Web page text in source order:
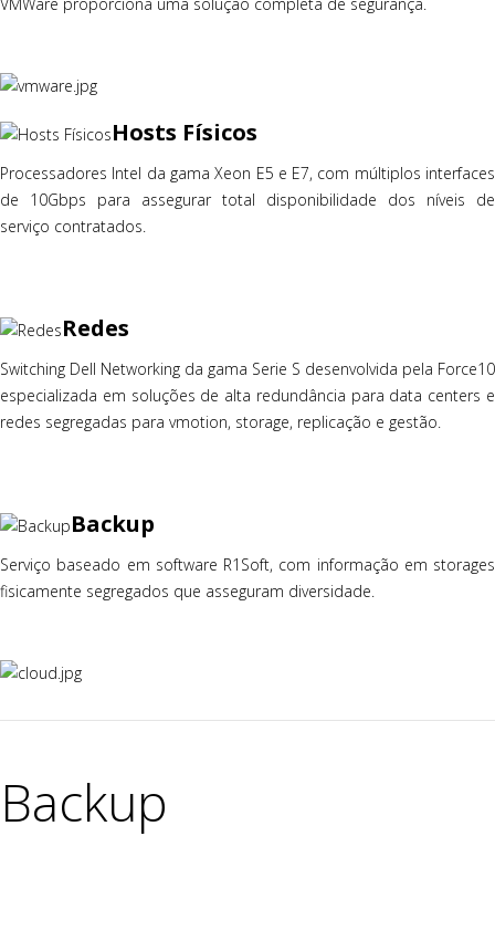
Hosts Físicos
Processadores Intel da gama Xeon E5 e E7, com múltiplos interfaces
de 10Gbps para assegurar total disponibilidade dos níveis de
serviço contratados.
Redes
Switching Dell Networking da gama Serie S desenvolvida pela Force10
especializada em soluções de alta redundância para data centers e
redes segregadas para vmotion, storage, replicação e gestão.
Backup
Serviço baseado em software R1Soft, com informação em storages
fisicamente segregados que asseguram diversidade.
Backup